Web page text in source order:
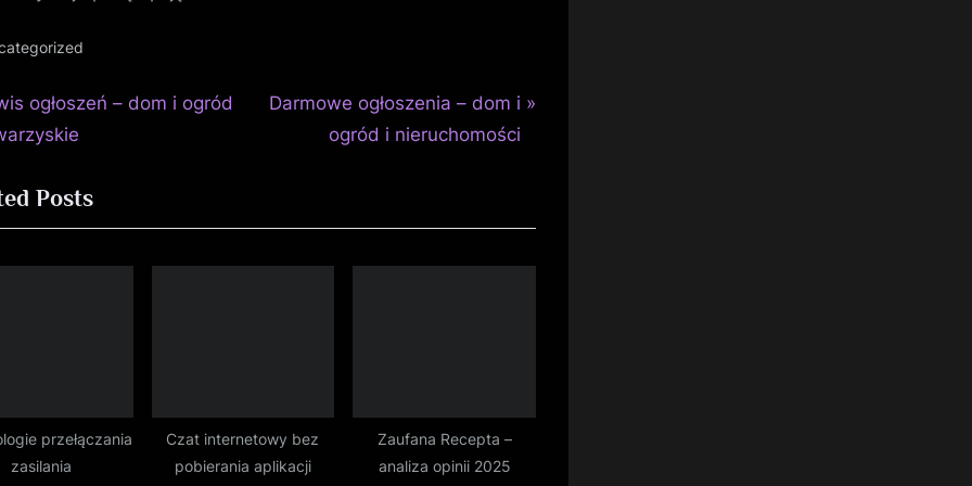
ogłoszeń – dom i ogród
N
P
Darmowe ogłoszenia – dom i
ogród i nieruchomości
Posts
przełączania
zasilania
Czat internetowy bez
pobierania aplikacji
Zaufana Recepta –
analiza opinii 2025